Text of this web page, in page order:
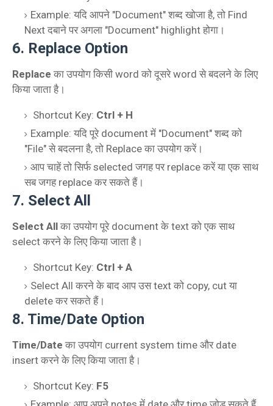
Example: यदि आपने "Document" शब्द खोजा है, तो Find
Next दबाने पर अगला "Document" highlight होगा।
6. Replace Option
Replace का उपयोग किसी word को दूसरे word से बदलने के लिए
किया जाता है।
Shortcut Key: Ctrl + H
Example: यदि पूरे document में "Document" शब्द को
"File" से बदलना है, तो Replace का उपयोग करें।
आप चाहें तो सिर्फ selected जगह पर replace करें या एक साथ
सब जगह replace कर सकते हैं।
7. Select All
Select All का उपयोग पूरे document के text को एक साथ
select करने के लिए किया जाता है।
Shortcut Key: Ctrl + A
Select All करने के बाद आप उस text को copy, cut या
delete कर सकते हैं।
8. Time/Date Option
Time/Date का उपयोग current system time और date
insert करने के लिए किया जाता है।
Shortcut Key: F5